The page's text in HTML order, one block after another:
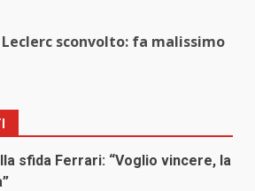
sconvolto: fa malissimo
sfida Ferrari: “Voglio vincere, la